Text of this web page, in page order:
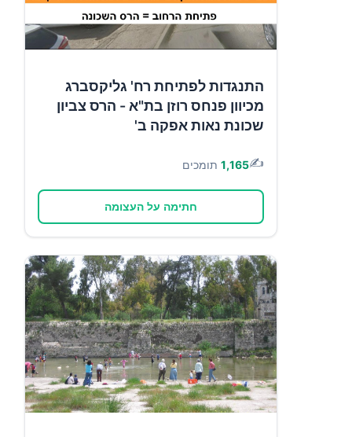
התנגדות לפתיחת רח' גליקסברג
מכיוון פנחס רוזן בת"א - הרס צביון
שכונת נאות אפקה ב'
✍️
1,165 תומכים
חתימה על העצומה